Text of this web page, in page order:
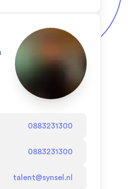
0883231300
0883231300
talent@synsel.nl